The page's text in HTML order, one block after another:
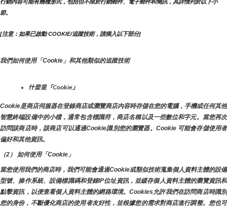
行銷內容可能有幾種形式，包括但不限於行銷郵件、電子郵件和簡訊，其詳情列於以下小
節。
[注意：如果已啟動 COOKIE/追蹤技術，請插入以下部分]
我們如何使用「Cookie」和其他類似的追蹤技術
什麼是「Cookie」
Cookie是商店伺服器在登錄商店或瀏覽商店內容時存儲在您的電腦，手機或任何其他
智慧終端設備中的小檔，通常包含標識符，商店名稱以及一些數位和字元。當您再次
訪問該商店時，該商店可以通過Cookie識別您的瀏覽器。Cookie 可能會存儲使用者
偏好和其他資訊。
（2） 如何使用「Cookie」
當您使用我們的商店時，我們可能會通過Cookie或類似技術蒐集個人資料主體的設備
型號、操作系統、設備標識碼和登錄IP位址資訊，並緩存個人資料主體的瀏覽資訊和
點擊資訊，以便查看個人資料主體的網路環境。Cookies允許我們在訪問商店時識別
您的身份，不斷優化商店的使用者友好性，並根據您的需求對商店進行調整。您也可